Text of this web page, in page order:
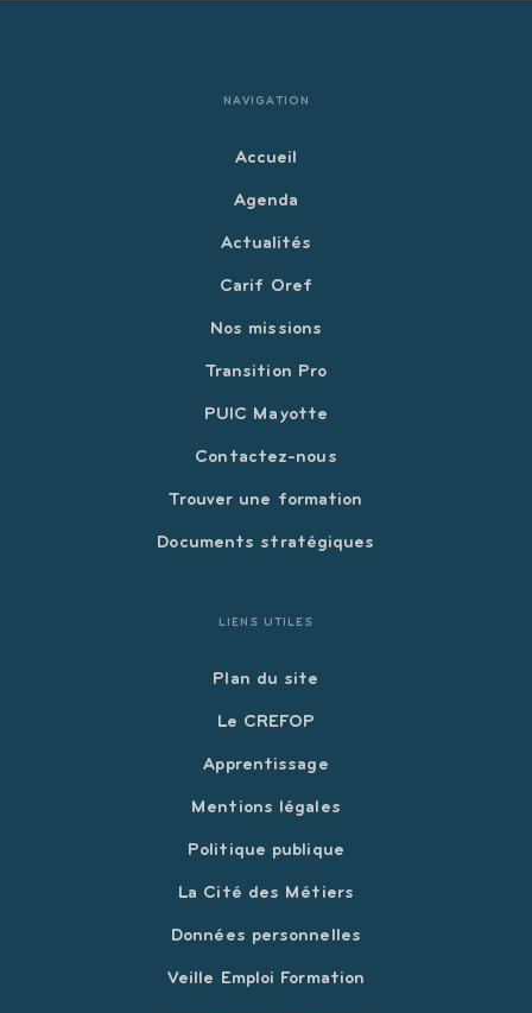
NAVIGATION
Accueil
Agenda
Actualités
Carif Oref
Nos missions
Transition Pro
PUIC Mayotte
Contactez-nous
Trouver une formation
Documents stratégiques
LIENS UTILES
Plan du site
Le CREFOP
Apprentissage
Mentions légales
Politique publique
La Cité des Métiers
Données personnelles
Veille Emploi Formation